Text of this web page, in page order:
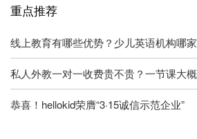
重点推荐
线上教育有哪些优势？少儿英语机构哪
私人外教一对一收费贵不贵？一节课大
恭喜！hellokid荣膺“3·15诚信示范企业”